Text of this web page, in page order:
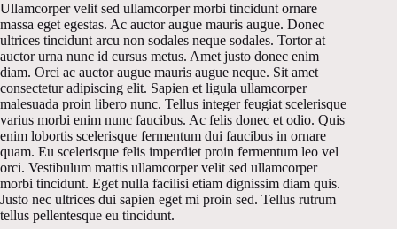
Ullamcorper velit sed ullamcorper morbi tincidunt ornare
massa eget egestas. Ac auctor augue mauris augue. Donec
ultrices tincidunt arcu non sodales neque sodales. Tortor at
auctor urna nunc id cursus metus. Amet justo donec enim
diam. Orci ac auctor augue mauris augue neque. Sit amet
consectetur adipiscing elit. Sapien et ligula ullamcorper
malesuada proin libero nunc. Tellus integer feugiat scelerisque
varius morbi enim nunc faucibus. Ac felis donec et odio. Quis
enim lobortis scelerisque fermentum dui faucibus in ornare
quam. Eu scelerisque felis imperdiet proin fermentum leo vel
orci. Vestibulum mattis ullamcorper velit sed ullamcorper
morbi tincidunt. Eget nulla facilisi etiam dignissim diam quis.
Justo nec ultrices dui sapien eget mi proin sed. Tellus rutrum
tellus pellentesque eu tincidunt.